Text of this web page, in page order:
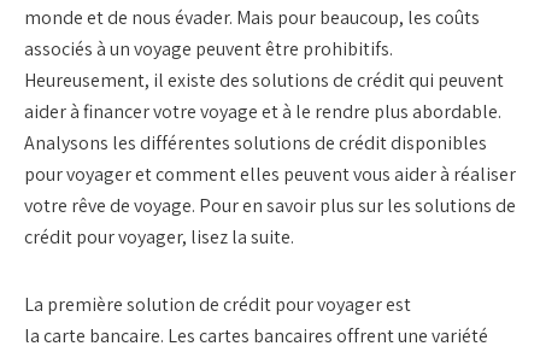
monde et de nous évader. Mais pour beaucoup, les coûts
associés à un voyage peuvent être prohibitifs.
Heureusement, il existe des solutions de crédit qui peuvent
aider àfinancervotre voyage et à le rendre plus abordable.
Analysons les différentes solutions de crédit disponibles
pour voyager et comment elles peuvent vous aider à réaliser
votre rêve de voyage. Pour en savoir plus sur les solutions de
crédit pour voyager, lisez la suite.
La première solution de crédit pour voyager est
lacarte bancaire. Lescartes bancairesoffrent une variété